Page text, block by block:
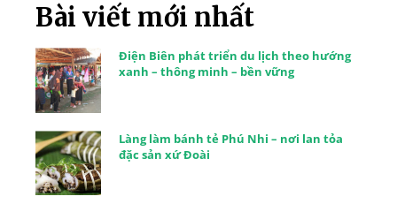
Bài viết mới nhất
Điện Biên phát triển du lịch theo hướng
xanh – thông minh – bền vững
Làng làm bánh tẻ Phú Nhi – nơi lan tỏa
đặc sản xứ Đoài